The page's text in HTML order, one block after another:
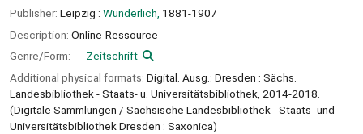
Publisher: Leipzig : Wunderlich, 1881-1907
Description: Online-Ressource
Genre/Form:
Zeitschrift
Additional physical formats: Digital. Ausg.: Dresden : Sächs.
Landesbibliothek - Staats- u. Universitätsbibliothek, 2014-2018.
(Digitale Sammlungen / Sächsische Landesbibliothek - Staats- und
Universitätsbibliothek Dresden : Saxonica)